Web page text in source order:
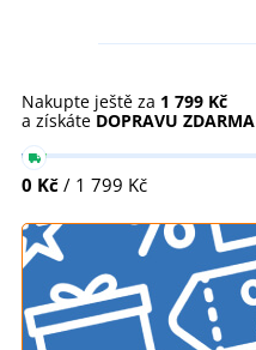
Nakupte ještě za 1 799 Kč
a získáte DOPRAVU ZDARMA
0 Kč / 1 799 Kč